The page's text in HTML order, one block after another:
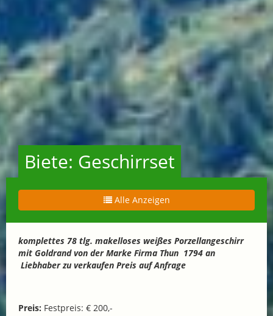
Biete: Geschirrset
Alle Anzeigen
komplettes 78 tlg. makelloses weißes Porzellangeschirr
mit Goldrand von der Marke Firma Thun 1794 an
Liebhaber zu verkaufen Preis auf Anfrage
Preis: Festpreis: € 200,-